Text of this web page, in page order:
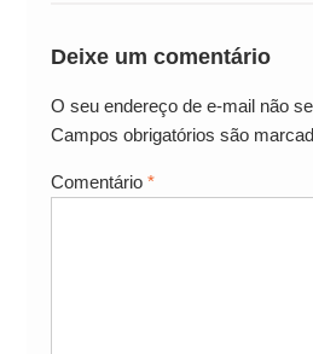
Deixe um comentário
O seu endereço de e-mail não
Campos obrigatórios são
Comentário *